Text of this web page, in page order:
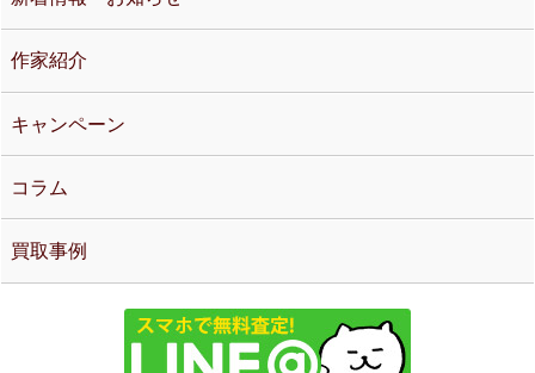
作家紹介
キャンペーン
コラム
買取事例